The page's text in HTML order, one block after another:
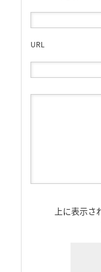
URL
上に表示さ